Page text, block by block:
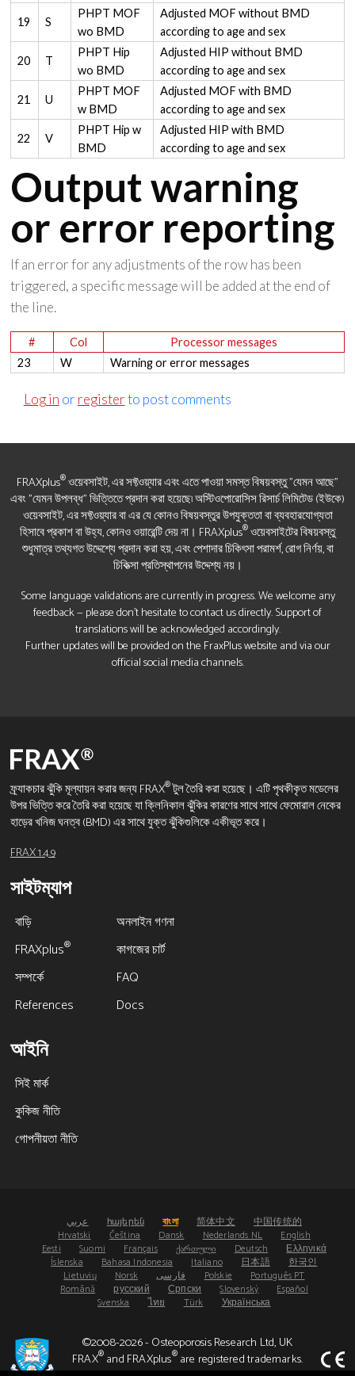
19 S
PHPT MOF
wo BMD
Adjusted MOF without BMD
according to age and sex
20 T
PHPT Hip
wo BMD
Adjusted HIP without BMD
according to age and sex
21 U
PHPT MOF
w BMD
Adjusted MOF with BMD
according to age and sex
22 V
PHPT Hip w
BMD
Adjusted HIP with BMD
according to age and sex
Output warning
or error reporting
If an error for any adjustments of the row has been
triggered, a specific message will be added at the end of
the line.
# Col
Processor messages
23
W Warning or error messages
Log in or registerto post comments
FRAXplus®ওয়েবসাইট, এর সফ্টওয়্যার এবং এতে পাওয়া সমস্ত বিষয়বস্তু "যেমন আছে"
এবং "যেমন উপলব্ধ" ভিত্তিতে প্রদান করা হয়েছে৷ অস্টিওপোরোসিস রিসার্চ লিমিটেড (ইউকে)
ওয়েবসাইট, এর সফ্টওয়্যার বা এর যে কোনও বিষয়বস্তুর উপযুক্ততা বা ব্যবহারযোগ্যতা
হিসাবে প্রকাশ বা উহ্য, কোনও ওয়ারেন্টি দেয় না। FRAXplus®ওয়েবসাইটের বিষয়বস্তু
শুধুমাত্র তথ্যগত উদ্দেশ্যে প্রদান করা হয়, এবং পেশাদার চিকিৎসা পরামর্শ, রোগ নির্ণয়, বা
চিকিত্সা প্রতিস্থাপনের উদ্দেশ্য নয়।
Some language validations are currently in progress. We welcome any
feedback — please don’t hesitate to contact us directly. Support of
translations will be acknowledged accordingly.
Further updates will be provided on the FraxPlus website and via our
official social media channels.
ফ্র্যাকচার ঝুঁকি মূল্যায়ন করার জন্য FRAX®টুল তৈরি করা হয়েছে। এটি পৃথকীকৃত মডেলের
উপর ভিত্তি করে তৈরি করা হয়েছে যা ক্লিনিকাল ঝুঁকির কারণের সাথে সাথে ফেমোরাল নেকের
হাড়ের খনিজ ঘনত্ব (BMD) এর সাথে যুক্ত ঝুঁকিগুলিকে একীভূত করে।
FRAX 1.4.9
সাইটম্যাপ
বাড়ি
অনলাইন গণনা
FRAXplus®
কাগজের চার্ট
সম্পর্কে
FAQ
References
Docs
আইনি
সিই মার্ক
কুকিজ নীতি
গোপনীয়তা নীতি
عربي հայերեն বাংলা 简体中文
中国传统的
Hrvatski
Čeština Dansk Nederlands NL
English
Eesti
Suomi Français ქართული Deutsch
Ελληνικά
Íslenska
Bahasa Indonesia Italiano 日本語
한국인
Lietuvių
Norsk فارسی Polskie
Português PT
Română
русский Српски Slovenský
Español
Svenska
ไทย Türk Українська
©2008-2026 - Osteoporosis Research Ltd, UK
FRAX®and FRAXplus®are registered trademarks.